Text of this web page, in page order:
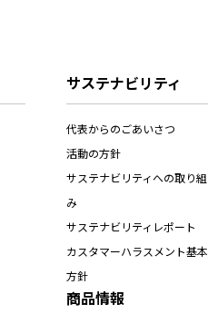
サステナビリティ
代表からのごあいさつ
活動の方針
サステナビリティへの取り組
み
サステナビリティレポート
カスタマーハラスメント基本
方針
商品情報